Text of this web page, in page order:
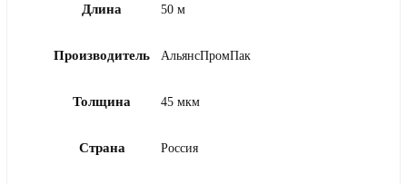
Длина 50 м
Производитель АльянсПромПак
Толщина 45 мкм
Страна Россия